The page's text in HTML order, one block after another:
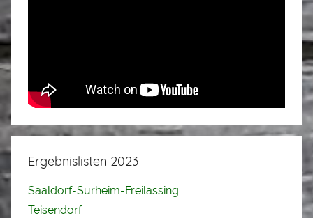
Ergebnislisten 2023
Saaldorf-Surheim-Freilassing
Teisendorf